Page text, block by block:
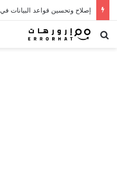
إصلاح وتحسين قواعد البيانات في phpMyAdmin
بحث عن